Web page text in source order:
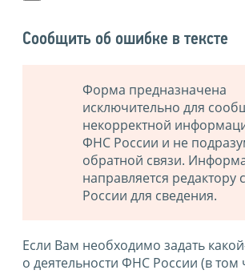
Сообщить об ошибке в тексте
Форма предназначена
исключительно для
некорректной
ФНС России и не
обратной связи.
направляется редактору
России для сведения.
Если Вам необходимо задать
о деятельности ФНС России (в том